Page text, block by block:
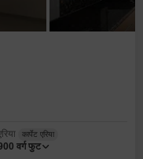
कार्पेट एरिया
वर्ग फुट